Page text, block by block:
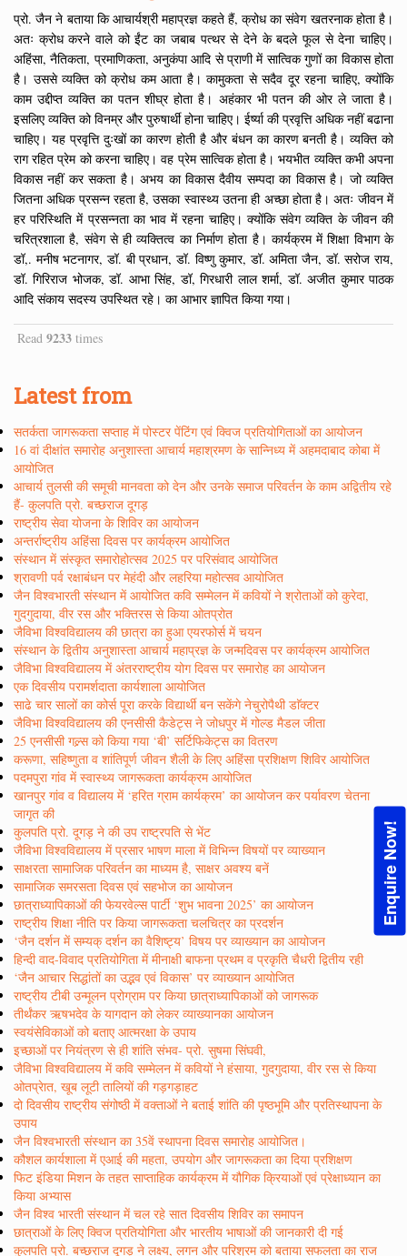
Enquire Now!
प्रो. जैन ने बताया कि आचार्यश्री महाप्रज्ञ कहते हैं, क्रोध का संवेग खतरनाक होता है।
अतः क्रोध करने वाले को ईंट का जबाब पत्थर से देने के बदले फूल से देना चाहिए।
अहिंसा, नैतिकता, प्रमाणिकता, अनुकंपा आदि से प्राणी में सात्विक गुणों का विकास होता
है। उससे व्यक्ति को क्रोध कम आता है। कामुकता से सदैव दूर रहना चाहिए, क्योंकि
काम उद्दीप्त व्यक्ति का पतन शीघ्र होता है। अहंकार भी पतन की ओर ले जाता है।
इसलिए व्यक्ति को विनम्र और पुरुषार्थी होना चाहिए। ईर्ष्या की प्रवृत्ति अधिक नहीं बढाना
चाहिए। यह प्रवृत्ति दुःखों का कारण होती है और बंधन का कारण बनती है। व्यक्ति को
राग रहित प्रेम को करना चाहिए। वह प्रेम सात्विक होता है। भयभीत व्यक्ति कभी अपना
विकास नहीं कर सकता है। अभय का विकास दैवीय सम्पदा का विकास है। जो व्यक्ति
जितना अधिक प्रसन्न रहता है, उसका स्वास्थ्य उतना ही अच्छा होता है। अतः जीवन में
हर परिस्थिति में प्रसन्नता का भाव में रहना चाहिए। क्योंकि संवेग व्यक्ति के जीवन की
चरित्रशाला है, संवेग से ही व्यक्तित्व का निर्माण होता है। कार्यक्रम में शिक्षा विभाग के
डॉ,. मनीष भटनागर, डॉ. बी प्रधान, डॉ. विष्णु कुमार, डॉ. अमिता जैन, डॉ. सरोज राय,
डॉ. गिरिराज भोजक, डॉ. आभा सिंह, डॉ, गिरधारी लाल शर्मा, डॉ. अजीत कुमार पाठक
आदि संकाय सदस्य उपस्थित रहे। का आभार ज्ञापित किया गया।
Read 9233 times
Latest from
सतर्कता जागरूकता सप्ताह में पोस्टर पेंटिंग एवं क्विज प्रतियोगिताओं का आयोजन
16 वां दीक्षांत समारोह अनुशास्ता आचार्य महाश्रमण के सान्निध्य में अहमदाबाद कोबा में
आयोजित
आचार्य तुलसी की समूची मानवता को देन और उनके समाज परिवर्तन के काम अद्वितीय रहे
हैं- कुलपति प्रो. बच्छराज दूगड़
राष्ट्रीय सेवा योजना के शिविर का आयोजन
अन्तर्राष्ट्रीय अहिंसा दिवस पर कार्यक्रम आयोजित
संस्थान में संस्कृत समारोहोत्सव 2025 पर परिसंवाद आयोजित
श्रावणी पर्व रक्षाबंधन पर मेहंदी और लहरिया महोत्सव आयोजित
जैन विश्वभारती संस्थान में आयोजित कवि सम्मेलन में कवियों ने श्रोताओं को कुरेदा,
गुदगुदाया, वीर रस और भक्तिरस से किया ओतप्रोत
जैविभा विश्वविद्यालय की छात्रा का हुआ एयरफोर्स में चयन
संस्थान के द्वितीय अनुशास्ता आचार्य महाप्रज्ञ के जन्मदिवस पर कार्यक्रम आयोजित
जैविभा विश्वविद्यालय में अंतरराष्ट्रीय योग दिवस पर समारोह का आयोजन
एक दिवसीय परामर्शदाता कार्यशाला आयोजित
साढे चार सालों का कोर्स पूरा करके विद्यार्थी बन सकेंगे नेचुरोपैथी डाॅक्टर
जैविभा विश्वविद्यालय की एनसीसी कैडेट्स ने जोधपुर में गोल्ड मैडल जीता
25 एनसीसी गल्र्स को किया गया ‘बी’ सर्टिफिकेट्स का वितरण
करूणा, सहिष्णुता व शांतिपूर्ण जीवन शैली के लिए अहिंसा प्रशिक्षण शिविर आयोजित
पदमपुरा गांव में स्वास्थ्य जागरूकता कार्यक्रम आयोजित
खानपुर गांव व विद्यालय में ‘हरित ग्राम कार्यक्रम’ का आयोजन कर पर्यावरण चेतना
जागृत की
कुलपति प्रो. दूगड़ ने की उप राष्ट्रपति से भेंट
जैविभा विश्वविद्यालय में प्रसार भाषण माला में विभिन्न विषयों पर व्याख्यान
साक्षरता सामाजिक परिवर्तन का माध्यम है, साक्षर अवश्य बनें
सामाजिक समरसता दिवस एवं सहभोज का आयोजन
छात्राध्यापिकाओं की फेयरवेल्स पार्टी ‘शुभ भावना 2025’ का आयोजन
राष्ट्रीय शिक्षा नीति पर किया जागरूकता चलचित्र का प्रदर्शन
‘जैन दर्शन में सम्यक् दर्शन का वैशिष्ट्य’ विषय पर व्याख्यान का आयोजन
हिन्दी वाद-विवाद प्रतियोगिता में मीनाक्षी बाफना प्रथम व प्रकृति चैधरी द्वितीय रही
‘जैन आचार सिद्धांतों का उद्भव एवं विकास’ पर व्याख्यान आयोजित
राष्ट्रीय टीबी उन्मूलन प्रोग्राम पर किया छात्राध्यापिकाओं को जागरूक
तीर्थंकर ऋषभदेव के यागदान को लेकर व्याख्यानका आयोजन
स्वयंसेविकाओं को बताए आत्मरक्षा के उपाय
इच्छाओं पर नियंत्रण से ही शांति संभव- प्रो. सुषमा सिंघवी,
जैविभा विश्वविद्यालय में कवि सम्मेलन में कवियों ने हंसाया, गुदगुदाया, वीर रस से किया
ओतप्रेात, खूब लूटी तालियों की गड़गड़ाहट
दो दिवसीय राष्ट्रीय संगोष्ठी में वक्ताओं ने बताई शांति की पृष्ठभूमि और प्रतिस्थापना के
उपाय
जैन विश्वभारती संस्थान का 35वें स्थापना दिवस समारोह आयोजित।
कौशल कार्यशाला में एआई की महता, उपयोग और जागरूकता का दिया प्रशिक्षण
फिट इंडिया मिशन के तहत साप्ताहिक कार्यक्रम में यौगिक क्रियाओं एवं प्रेक्षाध्यान का
किया अभ्यास
जैन विश्व भारती संस्थान में चल रहे सात दिवसीय शिविर का समापन
छात्राओं के लिए क्विज प्रतियोगिता और भारतीय भाषाओं की जानकारी दी गई
कुलपति प्रो. बच्छराज दूगड़ ने लक्ष्य, लगन और परिश्रम को बताया सफलता का राज